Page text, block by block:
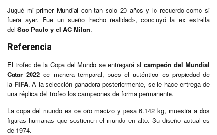
Jugué mi primer Mundial con tan solo 20 años y lo recuerdo como si
fuera ayer. Fue un sueño hecho realidad», concluyó la ex estrella
del Sao Paulo y el AC Milan.
Referencia
El trofeo de la Copa del Mundo se entregará alcampeón del Mundial
Catar 2022 de manera temporal, pues el auténtico es propiedad de
la FIFA. A la selección ganadora posteriormente, se le hace entrega de
una réplica del trofeo los campeones de forma permanente.
La copa del mundo es de oro macizo y pesa 6.142 kg, muestra a dos
figuras humanas que sostienen el mundo en alto. Su diseño actual es
de 1974.